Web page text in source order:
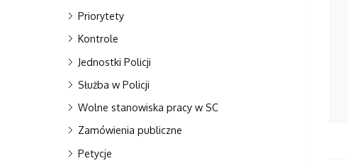
Priorytety
Kontrole
Jednostki Policji
Służba w Policji
Wolne stanowiska pracy w SC
Zamówienia publiczne
Petycje